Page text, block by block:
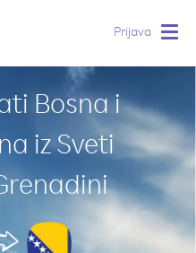
Prijava
Bosna i
iz Sveti